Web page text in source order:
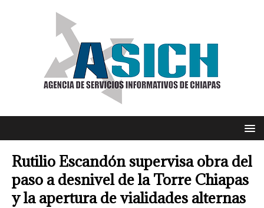
Rutilio Escandón supervisa obra del
paso a desnivel de la Torre Chiapas
y la apertura de vialidades alternas